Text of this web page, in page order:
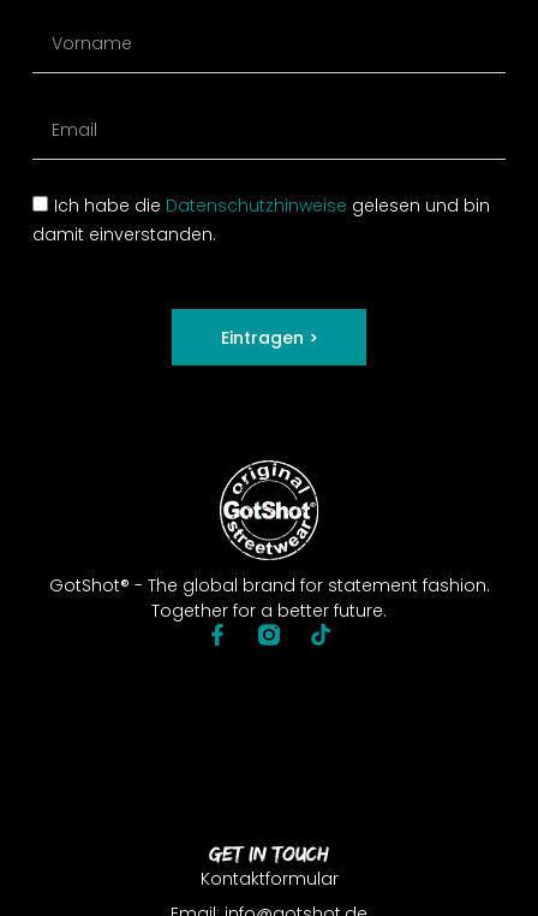
GotShot® - The global brand for statement fashion.
Together for a better future.
Get In Touch
Kontaktformular
Ich habe die Datenschutzhinweise gelesen und bin
damit einverstanden.
Eintragen >